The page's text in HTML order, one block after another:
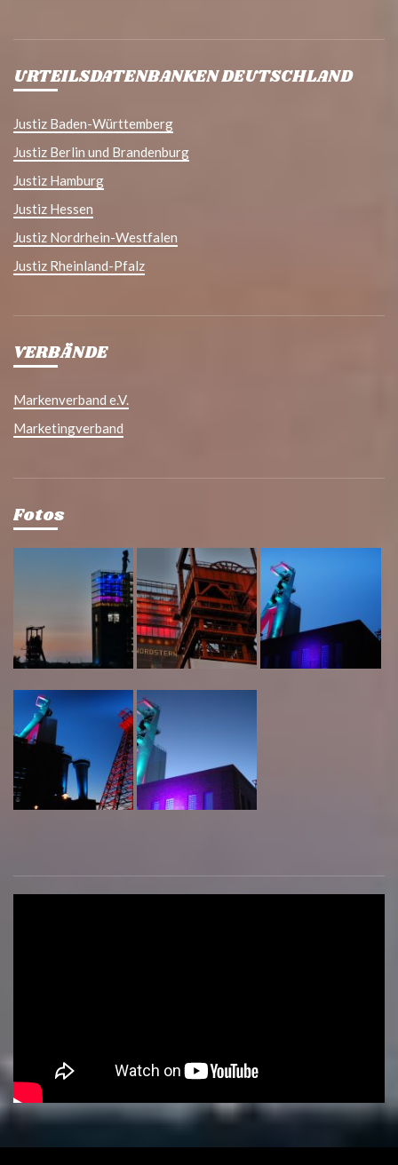
URTEILSDATENBANKEN DEUTSCHLAND
Justiz Baden-Württemberg
Justiz Berlin und Brandenburg
Justiz Hamburg
Justiz Hessen
Justiz Nordrhein-Westfalen
Justiz Rheinland-Pfalz
VERBÄNDE
Markenverband e.V.
Marketingverband
Fotos